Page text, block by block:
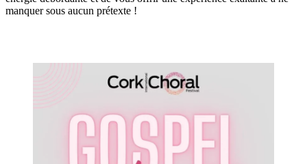
manquer sous aucun prétexte !